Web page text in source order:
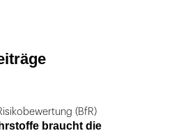
(BfR)
braucht die